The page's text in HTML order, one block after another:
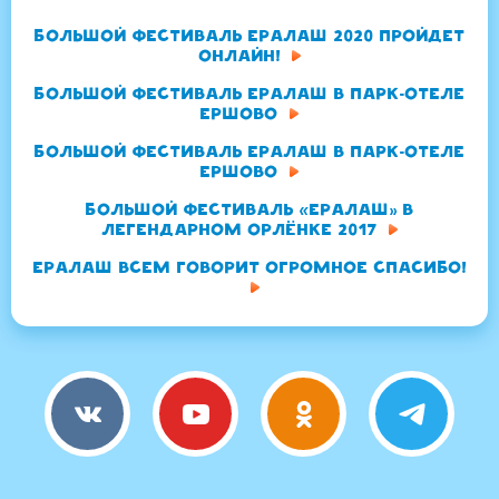
Большой Фестиваль ЕРАЛАШ 2020 пройдет
ОНЛАЙН!
Большой Фестиваль ЕРАЛАШ в парк-отеле
Ершово
Большой Фестиваль ЕРАЛАШ в парк-отеле
Ершово
Большой Фестиваль «Ералаш» в
легендарном Орлёнке 2017
ЕРАЛАШ всем говорит огромное спасибо!